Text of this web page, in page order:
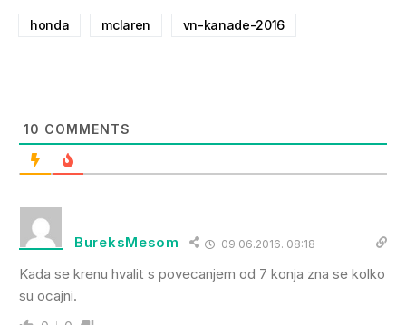
honda mclaren vn-kanade-2016
10 COMMENTS
BureksMesom 09.06.2016. 08:18
Kada se krenu hvalit s povecanjem od 7 konja zna se kolko
su ocajni.